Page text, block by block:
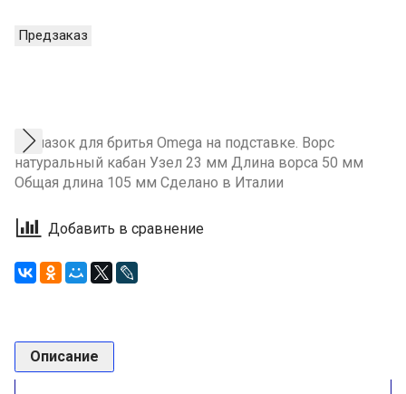
Предзаказ
Помазок для бритья Omega на подставке. Ворс
натуральный кабан Узел 23 мм Длина ворса 50 мм
Общая длина 105 мм Сделано в Италии
Добавить в сравнение
Описание